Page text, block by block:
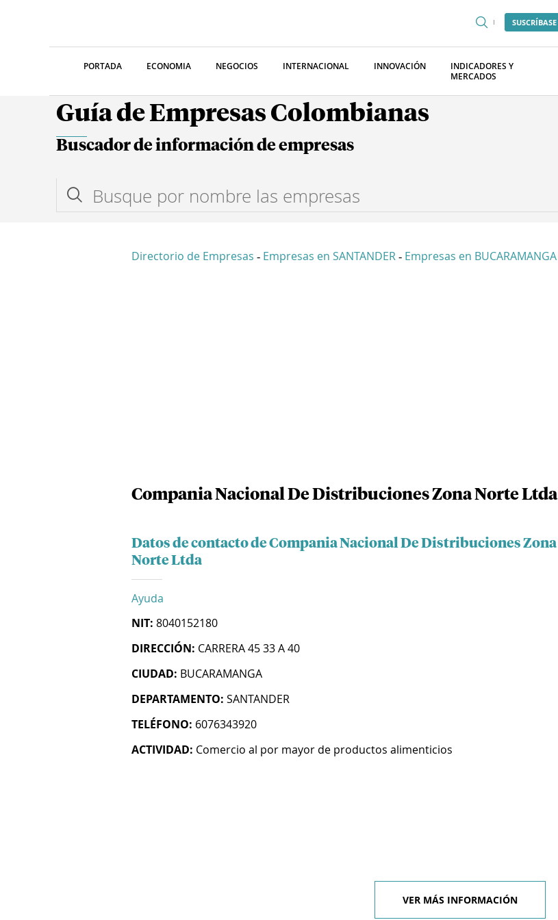
SUSCRÍBASE
PORTADA ECONOMIA NEGOCIOS INTERNACIONAL INNOVACIÓN
INDICADORES Y
MERCADOS
Guía de Empresas Colombianas
Buscador de información de empresas
Directorio de Empresas - Empresas en SANTANDER - Empresas en BUCARAMANGA
Compania Nacional De Distribuciones Zona Norte Ltda
Datos de contacto de Compania Nacional De Distribuciones Zona
Norte Ltda
Ayuda
NIT: 8040152180
DIRECCIÓN: CARRERA 45 33 A 40
CIUDAD: BUCARAMANGA
DEPARTAMENTO: SANTANDER
TELÉFONO: 6076343920
ACTIVIDAD: Comercio al por mayor de productos alimenticios
VER MÁS INFORMACIÓN